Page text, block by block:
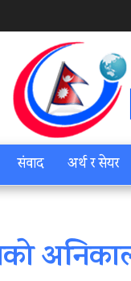
संवाद अर्थ र सेयर